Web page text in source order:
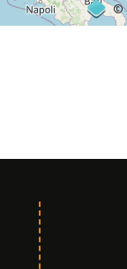
©